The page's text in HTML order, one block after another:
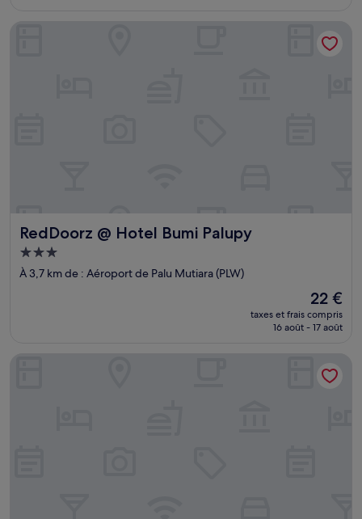
7 €
RedDoorz @ Hotel Bumi Palupy
RedDoorz @ Hotel Bumi Palupy
Hébergement
3.0 étoiles
À 3,7 km de : Aéroport de Palu Mutiara (PLW)
Le
nouveau
prix
de
22 €
22 €
taxes et frais compris
16 août - 17 août
RedDoorz @ Hotel Bumi Palupy